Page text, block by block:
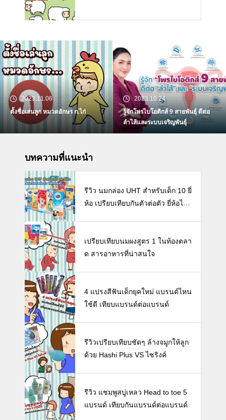
2023.11.06
ตั้งชื่อเล่นลูก หมวดอักษร ก.ไก่
2023.10.24
รู้จักโพรไบโอติกส์ 9 สายพันธุ์ ดีต่อ
ลำไส้และระบบเจริญพันธุ์
บทความที่แนะนำ
รีวิว นมกล่อง UHT สำหรับเด็ก 10 ยี่
ห้อ เปรียบเทียบกันตัวต่อตัว ยี่ห้อไห
เปรียบเทียบนมผงสูตร 1 ในท้องตลา
ด สารอาหารที่น่าสนใจ
4 แปรงสีฟันเด็กยุคใหม่ แบรนด์ไหน
ใช้ดี เทียบแบรนด์ต่อแบรนด์
รีวิวเปรียบเทียบชัดๆ ล้างจมูกให้ลูก
ด้วย Hashi Plus VS ไซริงค์
รีวิว แชมพูสบู่เหลว Head to toe 5
แบรนด์ เทียบกันแบรนด์ต่อแบรนด์